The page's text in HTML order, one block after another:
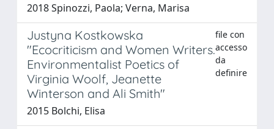
2018 Spinozzi, Paola; Verna, Marisa
Justyna Kostkowska
"Ecocriticism and Women Writers.
Environmentalist Poetics of
Virginia Woolf, Jeanette
Winterson and Ali Smith"
file con
accesso
da
definire
2015 Bolchi, Elisa